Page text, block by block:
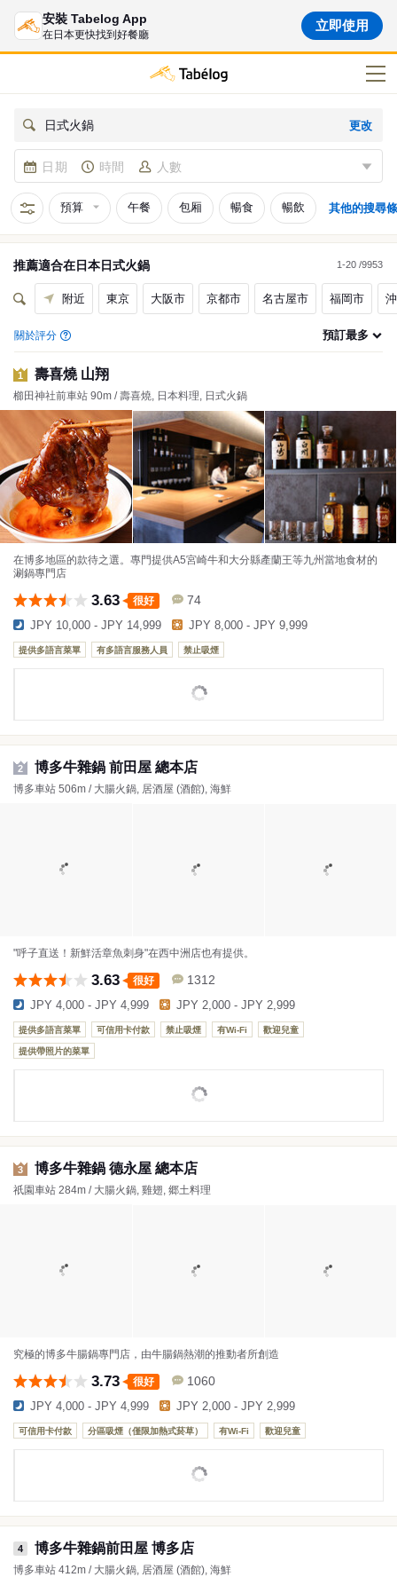
安裝 Tabelog App
在日本更快找到好餐廳
立即使用
日式火鍋 更改
日期 時間 人數
預算 午餐 包厢 暢食 暢飲 其他的搜尋
推薦適合在日本日式火鍋 1-20 /9953
附近 東京 大阪市 京都市 名古屋市 福岡市
關於評分 預訂最多
1 壽喜燒 山翔
櫛田神社前車站 90m / 壽喜燒, 日本料理, 日式火鍋
在博多地區的款待之選。專門提供A5宮崎牛和大分縣產蘭王等九州當地食材的
涮鍋專門店
3.63 很好 74
JPY 10,000 - JPY 14,999 JPY 8,000 - JPY 9,999
提供多語言菜單 有多語言服務人員 禁止吸煙
2 博多牛雜鍋 前田屋 總本店
博多車站 506m / 大腸火鍋, 居酒屋 (酒館), 海鮮
"呼子直送！新鮮活章魚刺身"在西中洲店也有提供。
3.63 很好 1312
JPY 4,000 - JPY 4,999 JPY 2,000 - JPY 2,999
提供多語言菜單 可信用卡付款 禁止吸煙 有Wi-Fi 歡迎兒童
提供帶照片的菜單
3 博多牛雜鍋 德永屋 總本店
祇園車站 284m / 大腸火鍋, 雞翅, 郷土料理
究極的博多牛腸鍋專門店，由牛腸鍋熱潮的推動者所創造
3.73 很好 1060
JPY 4,000 - JPY 4,999 JPY 2,000 - JPY 2,999
可信用卡付款 分區吸煙（僅限加熱式菸草） 有Wi-Fi 歡迎兒童
4 博多牛雜鍋前田屋 博多店
博多車站 412m / 大腸火鍋, 居酒屋 (酒館), 海鮮